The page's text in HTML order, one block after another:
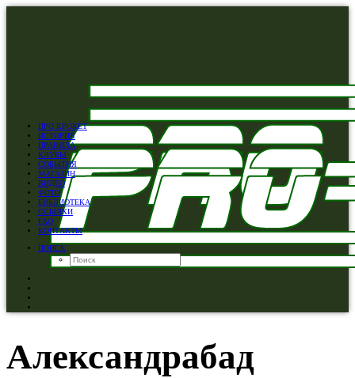
ПРО КРОКЕТ
ИСТОРИЯ
ПРАВИЛА
КЛУБЫ
СОБЫТИЯ
МАГАЗИН
ВИДЕО
ФОТО
БИБЛИОТЕКА
ССЫЛКИ
FAQ
КОНТАКТЫ
ПОИСК
Александрабад